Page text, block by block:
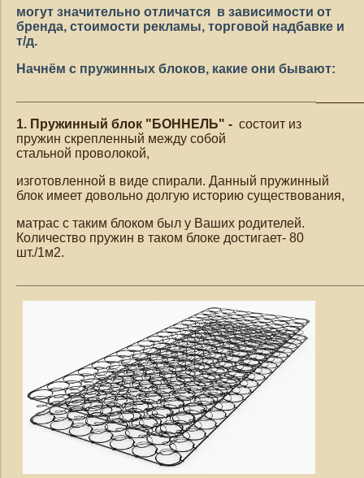
могут значительно отличатся в зависимости от
бренда, стоимости рекламы, торговой надбавке и
т/д.
Начнём с пружинных блоков, какие они бывают:
1. Пружинный блок "БОННЕЛЬ" - состоит из
пружин скрепленный между собой
стальной проволокой,
изготовленной в виде спирали. Данный пружинный
блок имеет довольно долгую историю существования,
матрас с таким блоком был у Ваших родителей.
Количество пружин в таком блоке достигает- 80
шт./1м2.